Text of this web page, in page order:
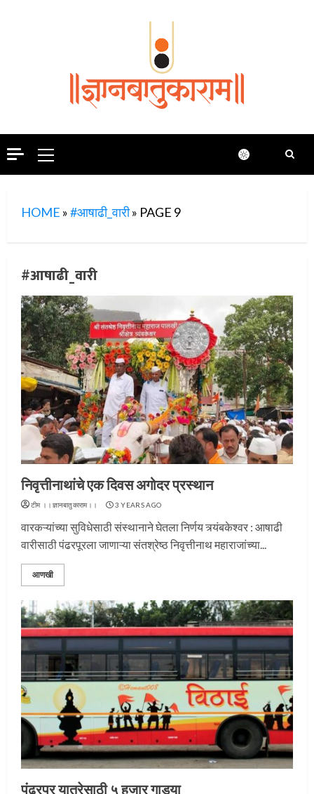
Primary
Menu
HOME »#आषाढी_वारी» PAGE 9
#आषाढी_वारी
निवृत्तीनाथांचे एक दिवस अगोदर प्रस्थान
टीम ।।ज्ञानबातुकाराम।। 3 YEARS AGO
वारकऱ्यांच्या सुविधेसाठी संस्थानाने घेतला निर्णय त्र्यंबकेश्वर : आषाढी
वारीसाठी पंढरपूरला जाणाऱ्या संतश्रेष्ठ निवृत्तीनाथ महाराजांच्या...
आणखी
पंढरपूर यात्रेसाठी ५ हजार गाड्या